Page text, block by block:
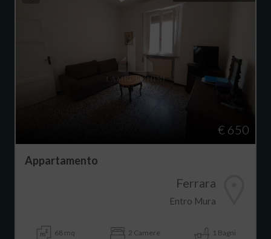
€ 650
Appartamento
Ferrara
Entro Mura
68 mq 2 Camere 1 Bagni